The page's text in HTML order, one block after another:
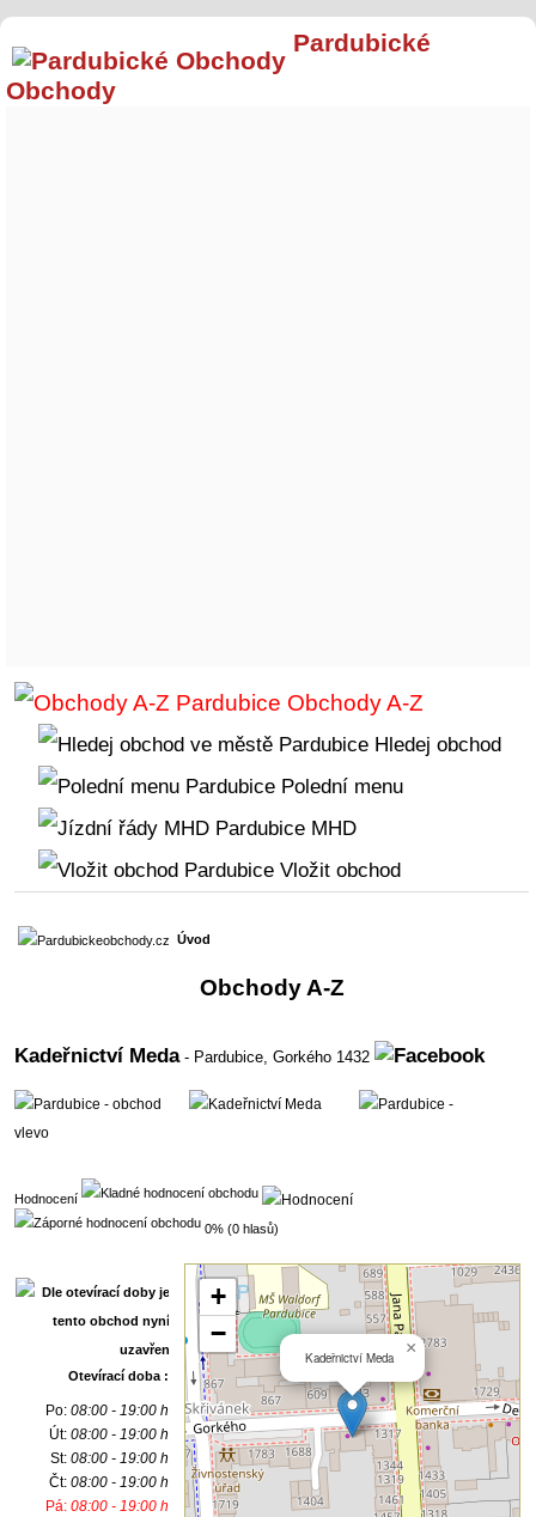
Pardubické
Obchody
Obchody A-Z
Hledej obchod
Polední menu
MHD
Vložit obchod
Úvod
Obchody A-Z
Kadeřnictví Meda- Pardubice,Gorkého 1432
Hodnocení
0% (0 hlasů)
Otevírací doba :
Po:08:00 - 19:00 h
Út:08:00 - 19:00 h
St:08:00 - 19:00 h
Čt:08:00 - 19:00 h
Pá:08:00 - 19:00 h
Kadeřnictví Meda ×
+
−